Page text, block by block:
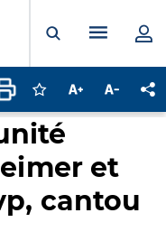
Ouvrir laMenu
Connectez-vous
Augmenter la
et
cantou